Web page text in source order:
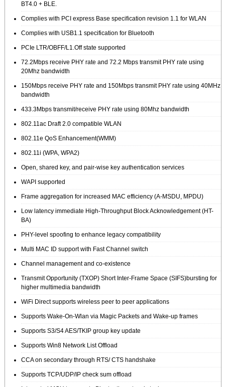
BT4.0 + BLE.
Complies with PCI express Base specification revision 1.1 for WLAN
Complies with USB1.1 specification for Bluetooth
PCIe LTR/OBFF/L1.Off state supported
72.2Mbps receive PHY rate and 72.2 Mbps transmit PHY rate using
20Mhz bandwidth
150Mbps receive PHY rate and 150Mbps transmit PHY rate using 40MHz
bandwidth
433.3Mbps transmit/receive PHY rate using 80Mhz bandwidth
802.11ac Draft 2.0 compatible WLAN
802.11e QoS Enhancement(WMM)
802.11i (WPA, WPA2)
Open, shared key, and pair-wise key authentication services
WAPI supported
Frame aggregation for increased MAC efficiency (A-MSDU, MPDU)
Low latency immediate High-Throughput Block Acknowledgement (HT-
BA)
PHY-level spoofing to enhance legacy compatibility
Multi MAC ID support with Fast Channel switch
Channel management and co-existence
Transmit Opportunity (TXOP) Short Inter-Frame Space (SIFS)bursting for
higher multimedia bandwidth
WiFi Direct supports wireless peer to peer applications
Supports Wake-On-Wlan via Magic Packets and Wake-up frames
Supports S3/S4 AES/TKIP group key update
Supports Win8 Network List Offload
CCA on secondary through RTS/ CTS handshake
Supports TCP/UDP/IP check sum offload